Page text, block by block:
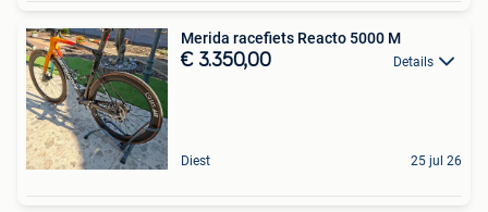
Merida racefiets Reacto 5000 M
€ 3.350,00 Details
Diest 25 jul 26